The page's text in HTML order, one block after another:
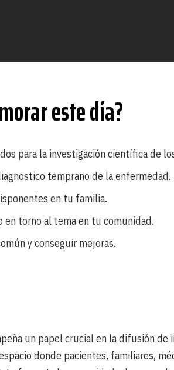
este día?
para la investigación científica de
temprano de la enfermedad.
en tu familia.
en torno al tema en tu comunidad.
y conseguir mejoras.
un papel crucial en la difusión
donde pacientes, familiares,